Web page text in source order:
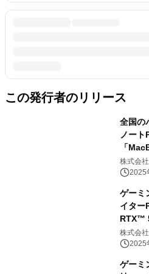
この発行者のリリース
全国の
ノート
「
ン」を
定で同
の日」
株式会
2025
ゲーミ
イター
RTX™
株式会
2025
ゲーミ